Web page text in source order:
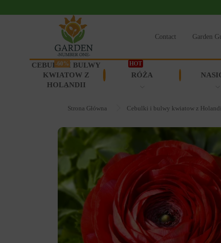
Contact Garden
CEBULKI I BULWY
KWIATOW Z
HOLANDII
-60%
RÓŻA
HOT
Strona Główna Cebulki i bulwy kwiatow z